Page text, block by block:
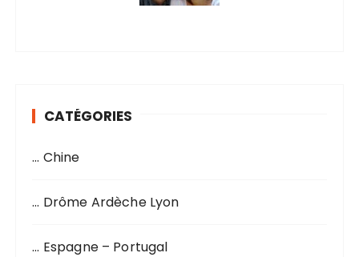
CATÉGORIES
… Chine
… Drôme Ardèche Lyon
… Espagne – Portugal